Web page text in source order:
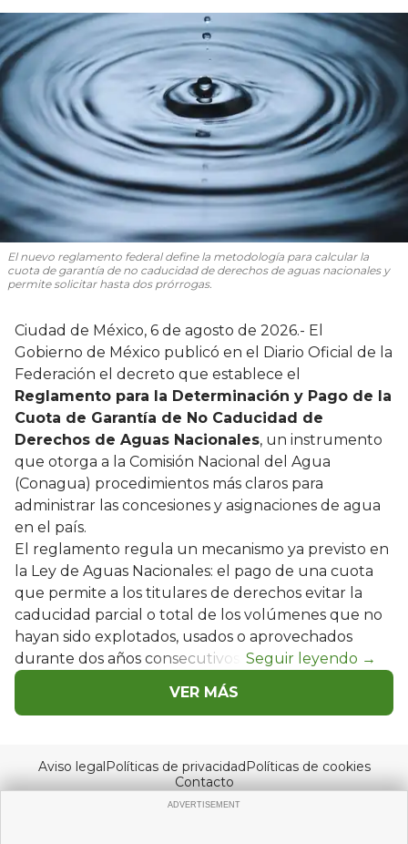
El nuevo reglamento federal define la metodología para calcular la
cuota de garantía de no caducidad de derechos de aguas nacionales y
permite solicitar hasta dos prórrogas.
Ciudad de México, 6 de agosto de 2026.- El
Gobierno de México publicó en el Diario Oficial de la
Federación el decreto que establece el
Reglamento para la Determinación y Pago de la
Cuota de Garantía de No Caducidad de
Derechos de Aguas Nacionales, un instrumento
que otorga a la Comisión Nacional del Agua
(Conagua) procedimientos más claros para
administrar las concesiones y asignaciones de agua
en el país.
El reglamento regula un mecanismo ya previsto en
la Ley de Aguas Nacionales: el pago de una cuota
que permite a los titulares de derechos evitar la
caducidad parcial o total de los volúmenes que no
hayan sido explotados, usados o aprovechados
durante dos años consecutivos.
VER MÁS
Aviso legalPolíticas de privacidadPolíticas de cookies
Contacto